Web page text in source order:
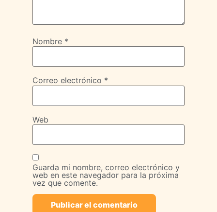
Nombre *
Correo electrónico *
Web
Guarda mi nombre, correo electrónico y
web en este navegador para la próxima
vez que comente.